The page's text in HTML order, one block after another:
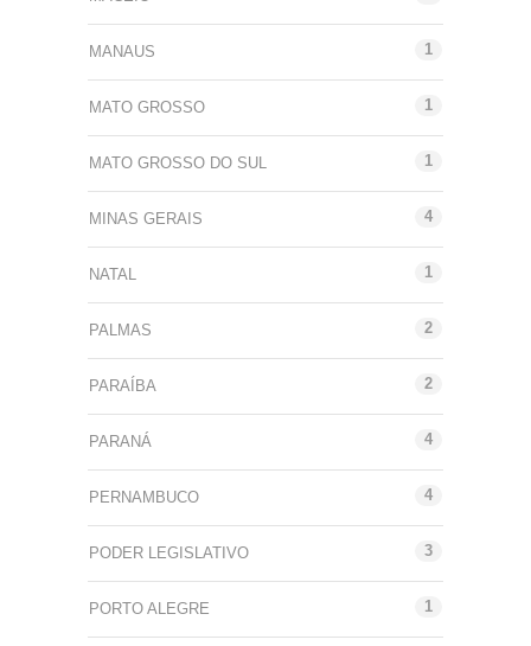
MANAUS 1
MATO GROSSO 1
MATO GROSSO DO SUL 1
MINAS GERAIS 4
NATAL 1
PALMAS 2
PARAÍBA 2
PARANÁ 4
PERNAMBUCO 4
PODER LEGISLATIVO 3
PORTO ALEGRE 1